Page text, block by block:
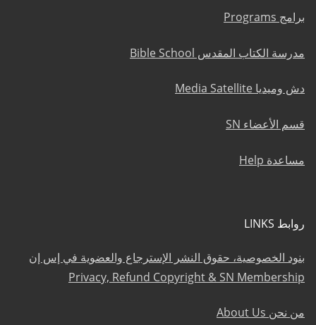
برامج Programs
مدرسة الكتاب المقدس Bible School
دش وميديا Media Satellite
قسم الأعضاء SN
مساعدة Help
روابط LINKS
بنود الخصوصية، حقوق النشر الإسترجاع والعضوية في إس إن
Privacy, Refund Copyright & SN Membership
من نحن About Us